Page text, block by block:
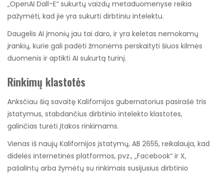
„OpenAI Dall-E“ sukurtų vaizdų metaduomenyse reikia
pažymėti, kad jie yra sukurti dirbtiniu intelektu.
Daugelis AI įmonių jau tai daro, ir yra keletas nemokamų
įrankių, kurie gali padėti žmonėms perskaityti šiuos kilmės
duomenis ir aptikti AI sukurtą turinį.
Rinkimų klastotės
Anksčiau šią savaitę Kalifornijos gubernatorius pasirašė tris
įstatymus, stabdančius dirbtinio intelekto klastotes,
galinčias turėti įtakos rinkimams.
Vienas iš naujų Kalifornijos įstatymų, AB 2655, reikalauja, kad
didelės internetinės platformos, pvz., „Facebook“ ir X,
pašalintų arba žymėtų su rinkimais susijusius dirbtinio